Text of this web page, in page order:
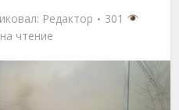
Редактор
301
чтение